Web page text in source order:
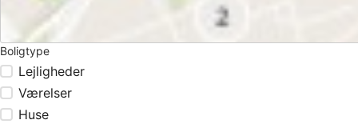
Boligtype
Lejligheder
Værelser
Huse